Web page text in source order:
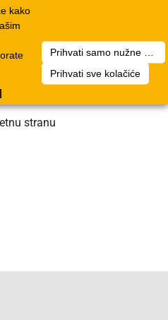
kako
Prihvati sve kolačiće
do greške. Naš tim
za strpljenje.
stranu